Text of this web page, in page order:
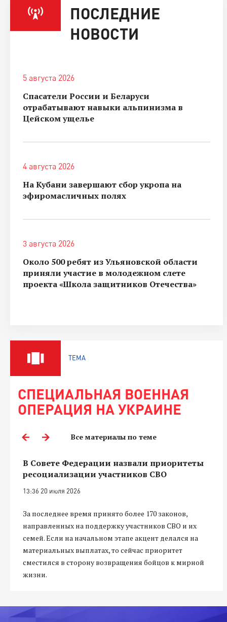
ПОСЛЕДНИЕ
НОВОСТИ
5 августа 2026
Спасатели России и Беларуси
отрабатывают навыки альпинизма в
Цейском ущелье
4 августа 2026
На Кубани завершают сбор укропа на
эфиромасличных полях
3 августа 2026
Около 500 ребят из Ульяновской области
приняли участие в молодежном слете
проекта «Школа защитников Отечества»
ТЕМА
СПЕЦИАЛЬНАЯ ВОЕННАЯ
ОПЕРАЦИЯ НА УКРАИНЕ
Все материалы по теме
В Совете Федерации назвали приоритеты
ресоциализации участников СВО
13:36 20 июля 2026
За последнее время принято более 170 законов,
направленных на поддержку участников СВО и их
семей. Если на начальном этапе акцент делался на
материальных выплатах, то сейчас приоритет
сместился в сторону возвращения бойцов к мирной
жизни.